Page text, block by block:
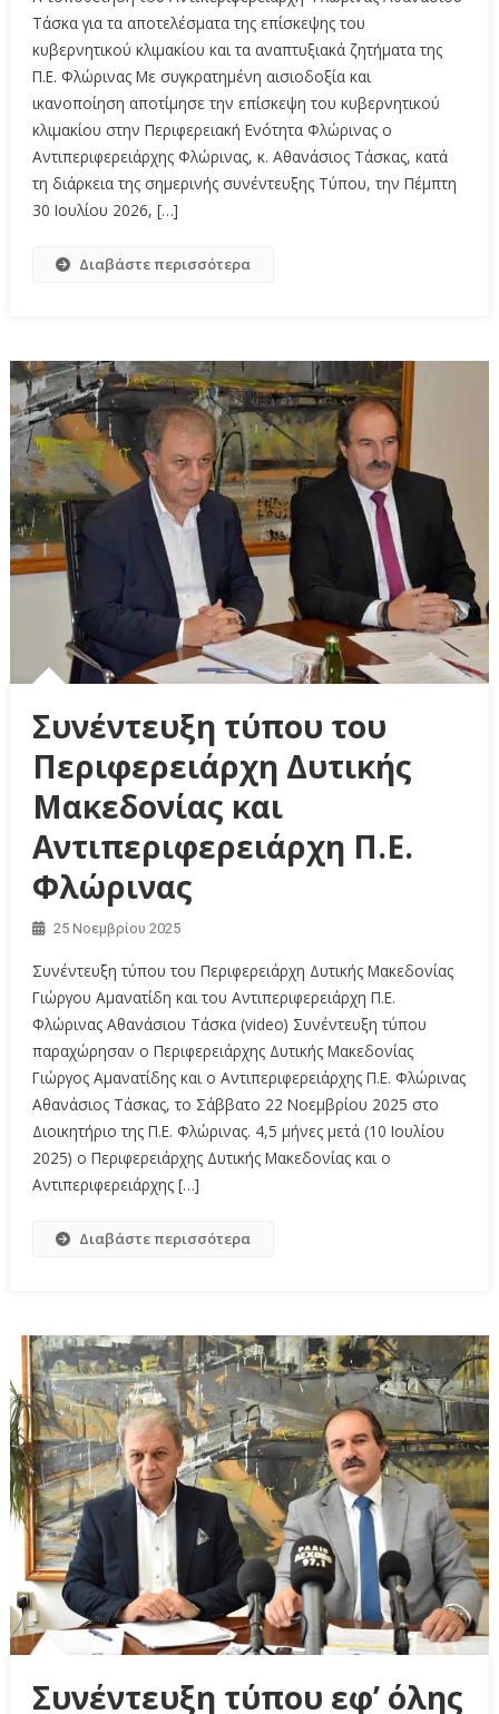
Τάσκα για τα αποτελέσματα της επίσκεψης του
κυβερνητικού κλιμακίου και τα αναπτυξιακά ζητήματα της
Π.Ε. Φλώρινας Με συγκρατημένη αισιοδοξία και
ικανοποίηση αποτίμησε την επίσκεψη του κυβερνητικού
κλιμακίου στην Περιφερειακή Ενότητα Φλώρινας ο
Αντιπεριφερειάρχης Φλώρινας, κ. Αθανάσιος Τάσκας, κατά
τη διάρκεια της σημερινής συνέντευξης Τύπου, την Πέμπτη
30 Ιουλίου 2026, […]
Διαβάστε περισσότερα
Συνέντευξη τύπου του
Περιφερειάρχη Δυτικής
Μακεδονίας και
Αντιπεριφερειάρχη Π.Ε.
Φλώρινας
25 Νοεμβρίου 2025
Συνέντευξη τύπου του Περιφερειάρχη Δυτικής Μακεδονίας
Γιώργου Αμανατίδη και του Αντιπεριφερειάρχη Π.Ε.
Φλώρινας Αθανάσιου Τάσκα (video) Συνέντευξη τύπου
παραχώρησαν ο Περιφερειάρχης Δυτικής Μακεδονίας
Γιώργος Αμανατίδης και ο Αντιπεριφερειάρχης Π.Ε. Φλώρινας
Αθανάσιος Τάσκας, το Σάββατο 22 Νοεμβρίου 2025 στο
Διοικητήριο της Π.Ε. Φλώρινας. 4,5 μήνες μετά (10 Ιουλίου
2025) ο Περιφερειάρχης Δυτικής Μακεδονίας και ο
Αντιπεριφερειάρχης […]
Διαβάστε περισσότερα
Συνέντευξη τύπου εφ’ όλης